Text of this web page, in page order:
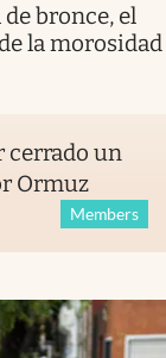
bronce, el
la morosidad
cerrado un
Ormuz
Members